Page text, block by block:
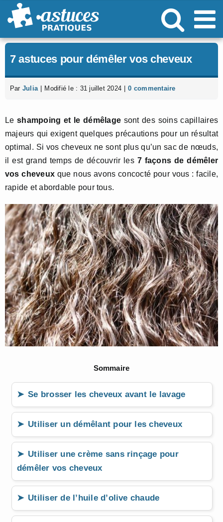
Passer
au
7 astuces pour démêler vos cheveux
Par Julia Modifié le : 31 juillet 2024 0 commentaire
Leshampoing et le démêlage sont des soins capillaires
majeurs qui exigent quelques précautions pour un résultat
optimal. Si vos cheveux ne sont plus qu’un sac de nœuds,
il est grand temps de découvrir les 7 façons de démêler
vos cheveux que nous avons concocté pour vous : facile,
rapide et abordable pour tous.
Sommaire
Se brosser les cheveux avant le lavage
Utiliser un démêlant pour les cheveux
Utiliser une crème sans rinçage pour
démêler vos cheveux
Utiliser de l’huile d’olive chaude